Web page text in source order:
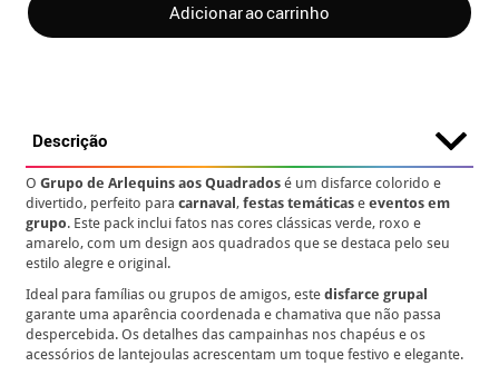
Adicionar ao carrinho
Descrição
OGrupo de Arlequins aos Quadrados é um disfarce colorido e
divertido, perfeito paracarnaval,festas temáticas eeventos em
grupo. Este pack inclui fatos nas cores clássicas verde, roxo e
amarelo, com um design aos quadrados que se destaca pelo seu
estilo alegre e original.
Ideal para famílias ou grupos de amigos, estedisfarce grupal
garante uma aparência coordenada e chamativa que não passa
despercebida. Os detalhes das campainhas nos chapéus e os
acessórios de lantejoulas acrescentam um toque festivo e elegante.